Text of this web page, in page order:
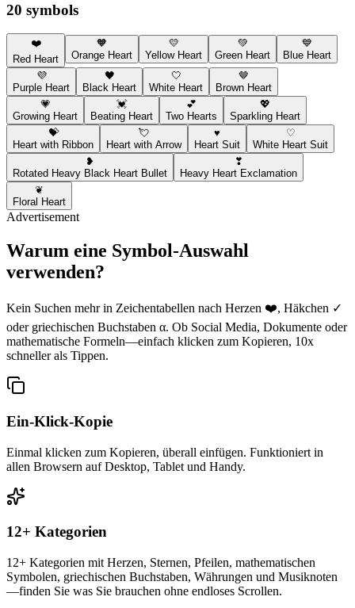
20 symbols
❤️
Red Heart
🧡
Orange Heart
💛
Yellow Heart
💚
Green Heart
💙
Blue Heart
💜
Purple Heart
🖤
Black Heart
🤍
White Heart
🤎
Brown Heart
💗
Growing Heart
💓
Beating Heart
💕
Two Hearts
💖
Sparkling Heart
💝
Heart with Ribbon
💘
Heart with Arrow
♥
Heart Suit
♡
White Heart Suit
❥
Rotated Heavy Black Heart Bullet
❣
Heavy Heart Exclamation
❦
Floral Heart
Advertisement
Warum eine Symbol-Auswahl
verwenden?
Kein Suchen mehr in Zeichentabellen nach Herzen ❤️, Häkchen ✓
oder griechischen Buchstaben α. Ob Social Media, Dokumente oder
mathematische Formeln—einfach klicken zum Kopieren, 10x
schneller als Tippen.
Ein-Klick-Kopie
Einmal klicken zum Kopieren, überall einfügen. Funktioniert in
allen Browsern auf Desktop, Tablet und Handy.
12+ Kategorien
12+ Kategorien mit Herzen, Sternen, Pfeilen, mathematischen
Symbolen, griechischen Buchstaben, Währungen und Musiknoten
—finden Sie was Sie brauchen ohne endloses Scrollen.